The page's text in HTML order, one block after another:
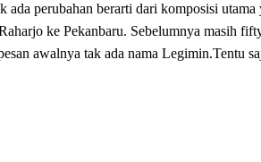
perubahan berarti dari komposisi
ke Pekanbaru. Sebelumnya masih
awalnya tak ada nama Legimin.Tentu